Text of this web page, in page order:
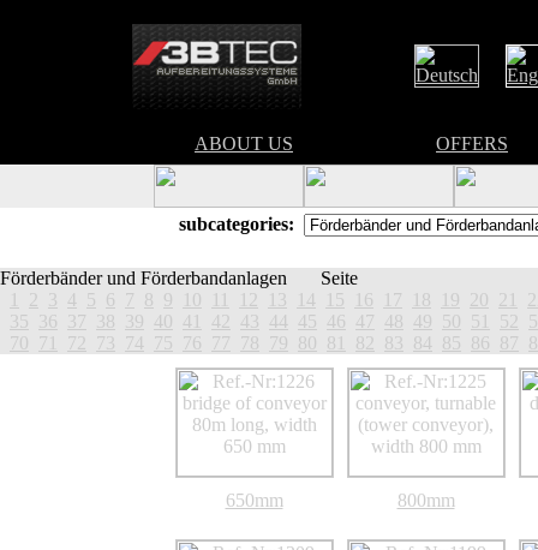
ABOUT US OFFERS
subcategories:
Förderbänder und Förderbandanlagen
Seite
1
2 3 4 5 6 7 8 9 10 11 12 13 14 15 16 17 18 19 20 21
35
36 37 38 39 40 41 42 43 44 45 46 47 48 49 50 51 52
70 71 72 73 74 75 76 77 78 79 80 81 82 83 84 85 86 87
650mm 800mm